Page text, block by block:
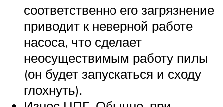
соответственно его загрязнение
приводит к неверной работе
насоса, что сделает
неосуществимым работу пилы
(он будет запускаться и сходу
глохнуть).